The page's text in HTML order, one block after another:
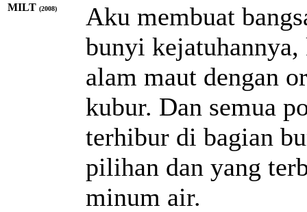
MILT (2008)
Aku membuat
bunyi
alam maut dengan
kubur. Dan semua
terhibur di bagian
pilihan dan yang
minum air.